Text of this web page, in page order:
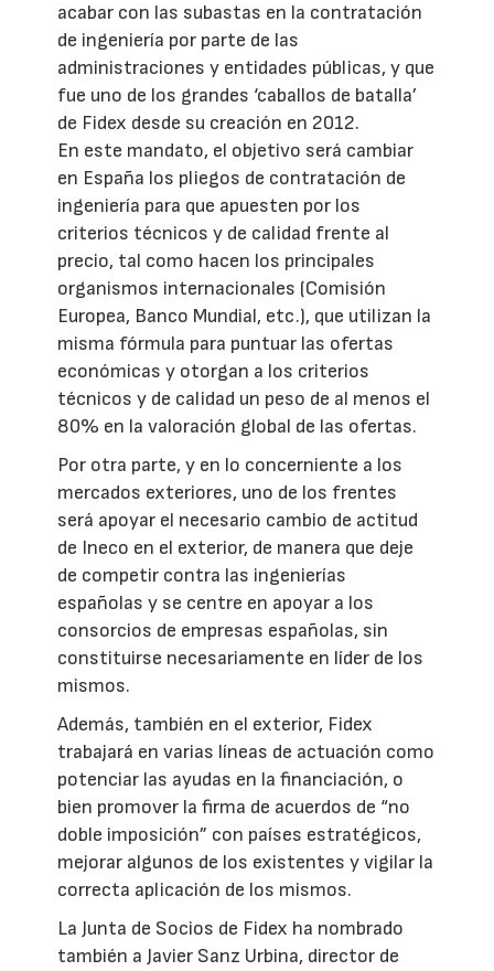
acabar con las subastas en la contratación
de ingeniería por parte de las
administraciones y entidades públicas, y que
fue uno de los grandes ‘caballos de batalla’
de Fidex desde su creación en 2012.
En este mandato, el objetivo será cambiar
en España los pliegos de contratación de
ingeniería para que apuesten por los
criterios técnicos y de calidad frente al
precio, tal como hacen los principales
organismos internacionales (Comisión
Europea, Banco Mundial, etc.), que utilizan la
misma fórmula para puntuar las ofertas
económicas y otorgan a los criterios
técnicos y de calidad un peso de al menos el
80% en la valoración global de las ofertas.
Por otra parte, y en lo concerniente a los
mercados exteriores, uno de los frentes
será apoyar el necesario cambio de actitud
de Ineco en el exterior, de manera que deje
de competir contra las ingenierías
españolas y se centre en apoyar a los
consorcios de empresas españolas, sin
constituirse necesariamente en líder de los
mismos.
Además, también en el exterior, Fidex
trabajará en varias líneas de actuación como
potenciar las ayudas en la financiación, o
bien promover la firma de acuerdos de “no
doble imposición” con países estratégicos,
mejorar algunos de los existentes y vigilar la
correcta aplicación de los mismos.
La Junta de Socios de Fidex ha nombrado
también a Javier Sanz Urbina, director de